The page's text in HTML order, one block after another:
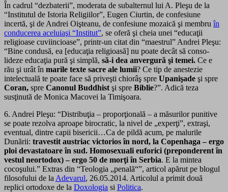
În cadrul “dezbaterii”, moderata de subalternul lui A. Pleşu de la
“Institutul de Istoria Religiilor”, Eugen Ciurtin, de confesiune
incertă, şi de Andrei Oişteanu, de confesiune mozaică şi membruîn
conducerea aceluiaşi “Institut”, se oferă şi cheia unei “educaţii
religioase cuviincioase”, printr-un citat din “maestrul” Andrei Pleşu:
“Bi­ne condusă, ea [educaţia religioasă] nu poate decât să con­so­
lideze educaţia pură şi simplă, să-i dea anvergură şi temei. Ce e
rău şi urât în marile texte sacre ale lumii? Ce tip de anes­tezie
intelectuală te poate face să priveşti chiorâş spre Upanişade şi spre
Coran, spre Canonul Buddhist şi spre Bi­blie?”. Adică teza
susţinută de Monica Macovei la Timişoara.
6. Andrei Pleşu: “Distribuţia – proporţională – a măsurilor punitive
se poate rezolva aproape birocratic, la nivel de „experţi”, extraşi,
eventual, dintre capii bisericii…Ca de pildă acum, pe malurile
Dunării: travestit austriac victorios în nord, la Copenhaga – ergo
ploi devastatoare în sud. Homosexuali euforici (preponderent în
vestul neortodox) – ergo 50 de morţi în Serbia. E la mintea
cocoşului.” Extras din “Teologia „penală“”, articol apărut pe blogul
filosofului de la Adevarul, 26.05.2014. Articolul a primit două
replici ortodoxe de la Doxologia si Politica.